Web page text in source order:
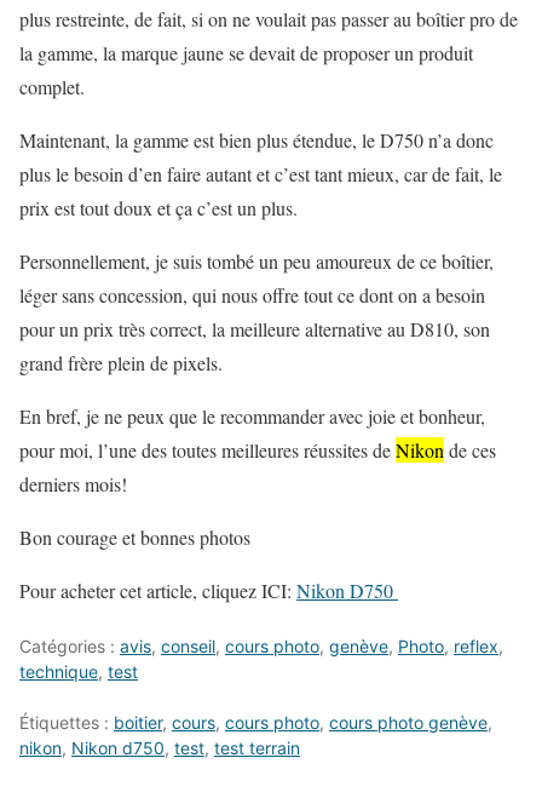
plus restreinte, de fait, si on ne voulait pas passer au boîtier pro de
la gamme, la marque jaune se devait de proposer un produit
complet.
Maintenant, la gamme est bien plus étendue, le D750 n’a donc
plus le besoin d’en faire autant et c’est tant mieux, car de fait, le
prix est tout doux et ça c’est un plus.
Personnellement, je suis tombé un peu amoureux de ce boîtier,
léger sans concession, qui nous offre tout ce dont on a besoin
pour un prix très correct, la meilleure alternative au D810, son
grand frère plein de pixels.
En bref, je ne peux que le recommander avec joie et bonheur,
pour moi, l’une des toutes meilleures réussites deNikonde ces
derniers mois!
Bon courage et bonnes photos
Pour acheter cet article, cliquez ICI: Nikon D750
Catégories : avis, conseil, cours photo, genève, Photo, reflex,
technique, test
Étiquettes : boitier, cours, cours photo, cours photo genève,
nikon, Nikon d750, test, test terrain